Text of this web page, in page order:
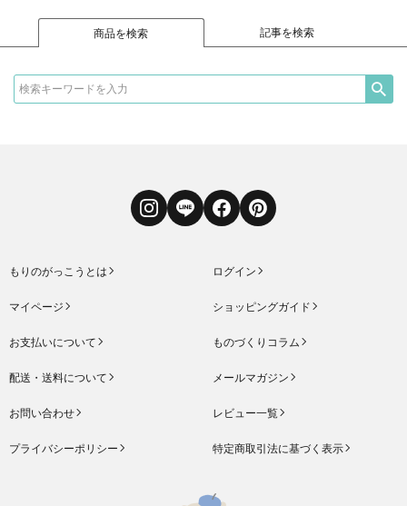
商品を検索 記事を検索
InstagramLINE FacebookPinterest
もりのがっこうとは ログイン
マイページ ショッピングガイド
お支払いについて ものづくりコラム
配送・送料について メールマガジン
お問い合わせ レビュー一覧
プライバシーポリシー 特定商取引法に基づく表示